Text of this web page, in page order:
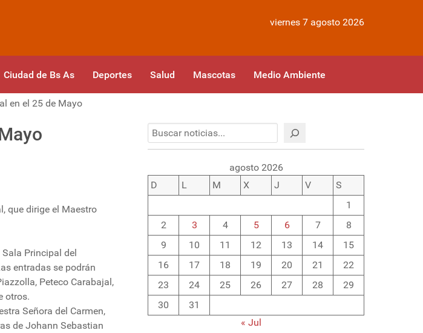
viernes 7 agosto 2026
Ciudad de Bs As Deportes Salud Mascotas Medio Ambiente
en el 25 de Mayo
que dirige el Maestro
Principal del
entradas se podrán
Peteco Carabajal,
otros.
Señora del Carmen,
de Johann Sebastian
agosto 2026
D
L M X J V
S
1
2
3 4 5 6 7
8
9
10 11 12 13 14
15
16
17 18 19 20 21
22
23
24 25 26 27 28
29
30
31
« Jul